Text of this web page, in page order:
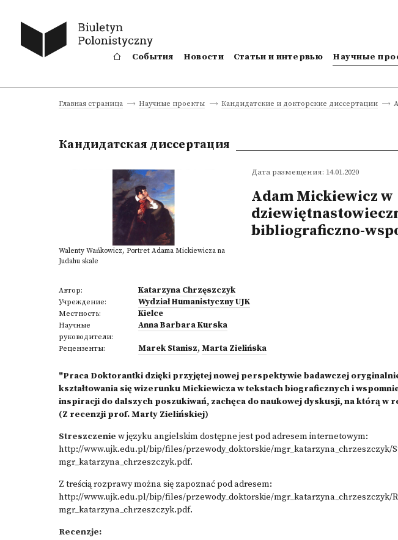
События Новости Статьи и интервью Научные
Главная страница Научные проекты Кандидатские и докторские диссертации
Кандидатская диссертация
Walenty Wańkowicz, Portret Adama Mickiewicza na
Judahu skale
Дата размещения: 14.01.2020
Adam Mickiewicz w
bibliograficzno-
Автор: Katarzyna Chrzęszczyk
Учреждение: Wydział Humanistyczny UJK
Местность: Kielce
Научные
руководители:
Anna Barbara Kurska
Рецензенты: Marek Stanisz, Marta Zielińska
"Praca Doktorantki dzięki przyjętej nowej perspektywie badawczej
kształtowania się wizerunku Mickiewicza w tekstach biograficznych i
inspiracji do dalszych poszukiwań, zachęca do naukowej dyskusji, na którą w
(Z recenzji prof. Marty Zielińskiej)
Streszczenie w języku angielskim dostępne jest pod adresem internetowym:
http://www.ujk.edu.pl/bip/files/przewody_doktorskie/mgr_katarzyna_chrzeszczyk/
mgr_katarzyna_chrzeszczyk.pdf.
Z treścią rozprawy można się zapoznać pod adresem:
http://www.ujk.edu.pl/bip/files/przewody_doktorskie/mgr_katarzyna_chrzeszczyk/
mgr_katarzyna_chrzeszczyk.pdf.
Recenzje: